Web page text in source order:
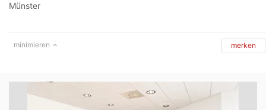
Münster
minimieren merken